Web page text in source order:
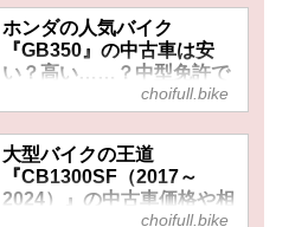
公式Ｘ（旧Twitter）はこちら！
ホンダの人気バイク
『GB350』の中古車は安
い？高い……？中型免許で
乗れるクラシックロードス
ターの中古車価格や相場を
リサーチ！【チョイフル！
おすすめ中古バイク価格リ
サーチ／2025年1月版】
choifull.bike
大型バイクの王道
『CB1300SF（2017～
2024）』の中古車価格や相
場はいくら？ 予算が許せば
choifull.bike